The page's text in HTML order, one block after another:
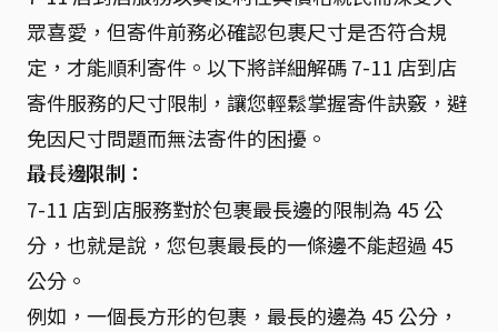
眾喜愛，但寄件前務必確認包裹尺寸是否符合規
定，才能順利寄件。以下將詳細解碼 7-11 店到店
寄件服務的尺寸限制，讓您輕鬆掌握寄件訣竅，避
免因尺寸問題而無法寄件的困擾。
最長邊限制：
7-11 店到店服務對於包裹最長邊的限制為 45 公
分，也就是說，您包裹最長的一條邊不能超過 45
公分。
例如，一個長方形的包裹，最長的邊為 45 公分，